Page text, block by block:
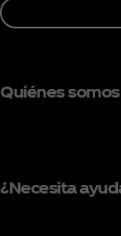
Quiénes somos
¿Necesita